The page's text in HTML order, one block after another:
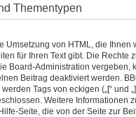
Thementypen
Umsetzung von HTML, die Ihnen
für Ihren Text gibt. Die Rechte
Board-Administration vergeben,
Beitrag deaktiviert werden.
Tags von eckigen („[“ und
Weitere Informationen
Seite, die von der Seite zur